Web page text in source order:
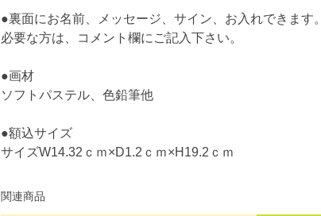
●裏面にお名前、メッセージ、サイン、お入れできます。
必要な方は、コメント欄にご記入下さい。
●画材
ソフトパステル、色鉛筆他
●額込サイズ
サイズW14.32ｃｍ×D1.2ｃｍ×H19.2ｃｍ
関連商品